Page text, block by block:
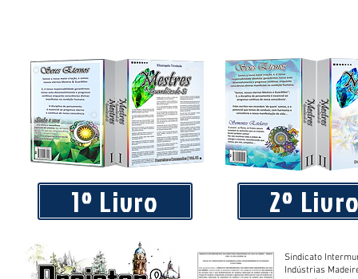
1º Livro 2º
Sindicato
Indústrias